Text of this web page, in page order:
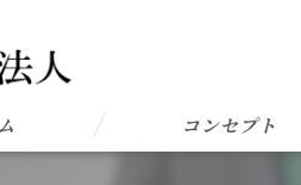
コンセプト